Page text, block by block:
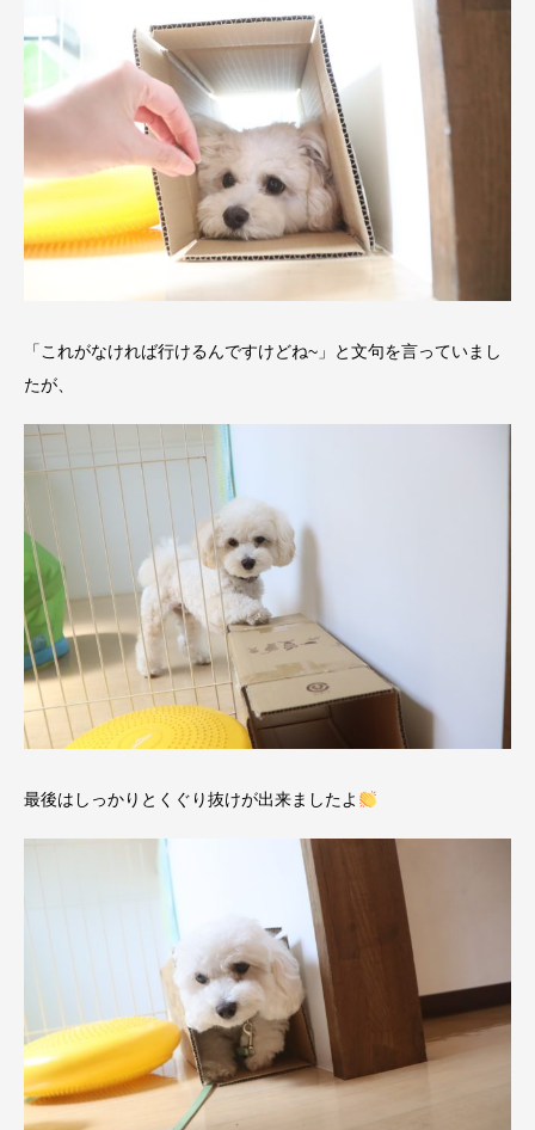
「これがなければ行けるんですけどね~」と文句を言っていまし
たが、
最後はしっかりとくぐり抜けが出来ましたよ